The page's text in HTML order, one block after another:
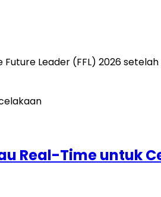
Leader (FFL) 2026
Real-Time untuk